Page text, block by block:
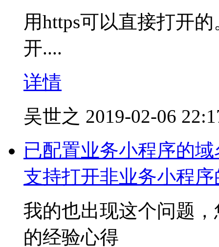
用https可以直接打开
开....
详情
吴世之 2019-02-06
已配置业务小程序的
支持打开非业务小程序
我的也出现这个问题
的经验心得